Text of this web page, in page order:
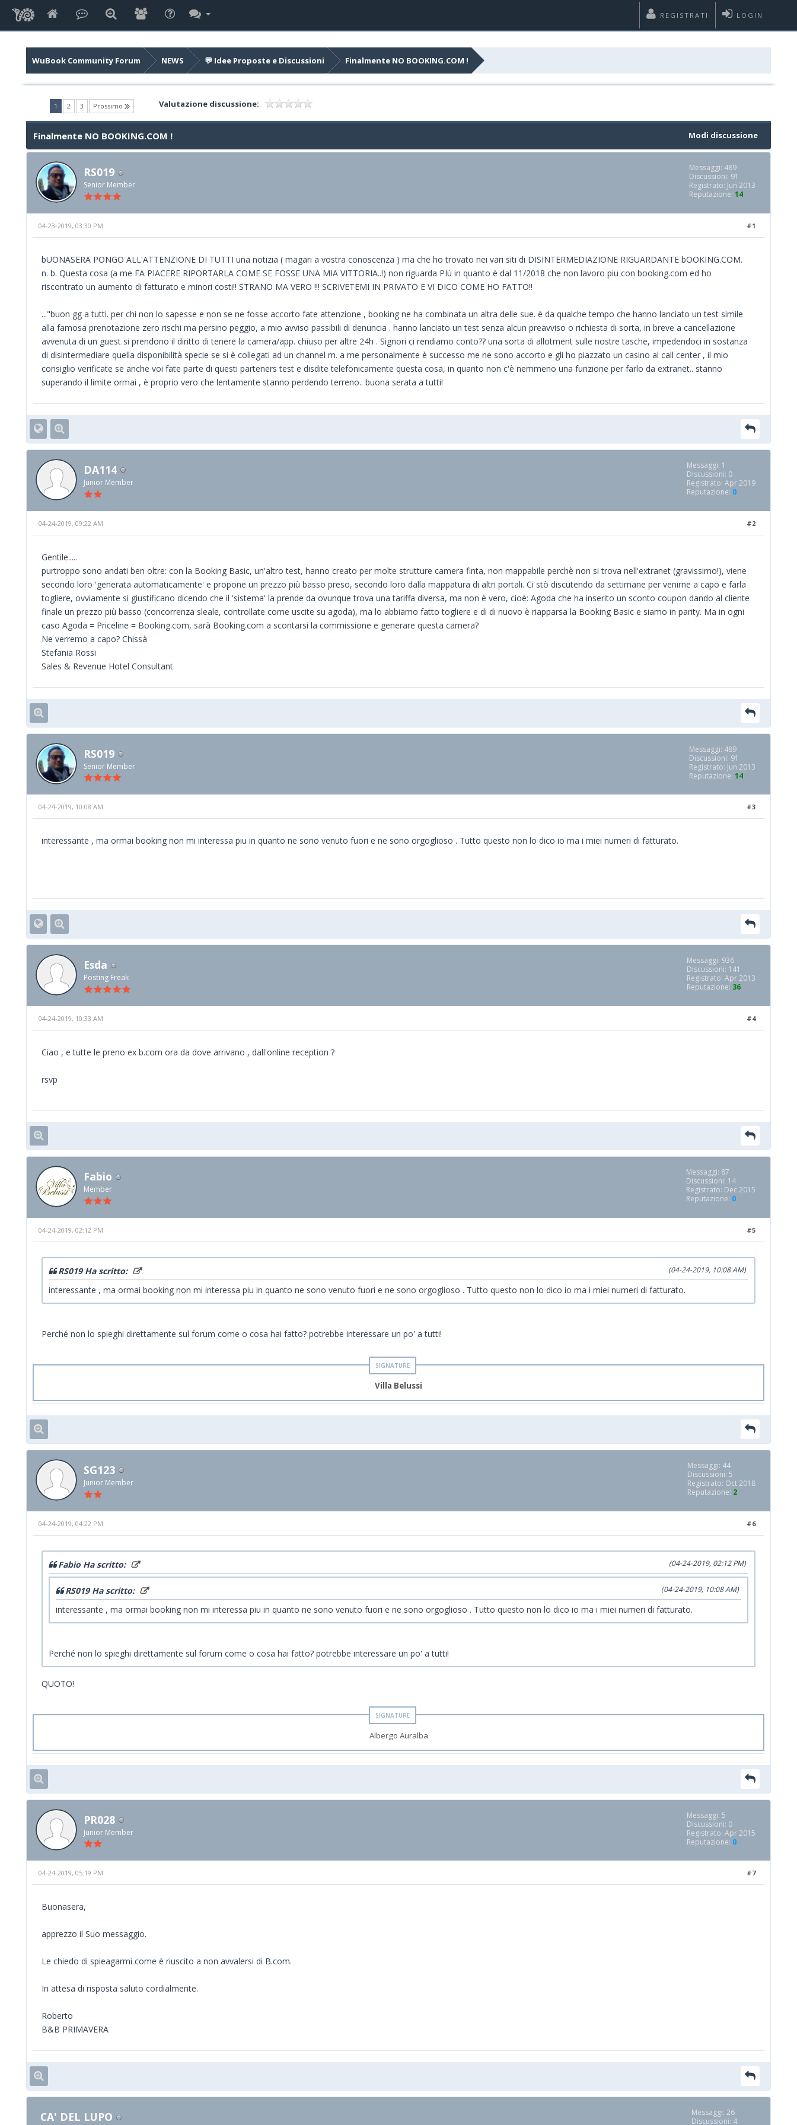
LOGIN
REGISTRATI
WuBook Community Forum NEWS 💬 Idee Proposte e Discussioni Finalmente NO BOOKING.COM !
1 (current)
2 3 Prossimo Valutazione discussione:
Modi discussione
Finalmente NO BOOKING.COM !
RS019
Senior Member
Messaggi: 489
Discussioni: 91
Registrato: Jun 2013
Reputazione: 14
#1
04-23-2019, 03:30 PM
bUONASERA PONGO ALL'ATTENZIONE DI TUTTI una notizia ( magari a vostra conoscenza ) ma che ho trovato nei vari siti di DISINTERMEDIAZIONE RIGUARDANTE bOOKING.COM.
n. b. Questa cosa (a me FA PIACERE RIPORTARLA COME SE FOSSE UNA MIA VITTORIA..!) non riguarda PIù in quanto è dal 11/2018 che non lavoro piu con booking.com ed ho
riscontrato un aumento di fatturato e minori costi!! STRANO MA VERO !!! SCRIVETEMI IN PRIVATO E VI DICO COME HO FATTO!!
..."buon gg a tutti. per chi non lo sapesse e non se ne fosse accorto fate attenzione , booking ne ha combinata un altra delle sue. è da qualche tempo che hanno lanciato un test simile
alla famosa prenotazione zero rischi ma persino peggio, a mio avviso passibili di denuncia . hanno lanciato un test senza alcun preavviso o richiesta di sorta, in breve a cancellazione
avvenuta di un guest si prendono il diritto di tenere la camera/app. chiuso per altre 24h . Signori ci rendiamo conto?? una sorta di allotment sulle nostre tasche, impedendoci in sostanza
di disintermediare quella disponibilità specie se si è collegati ad un channel m. a me personalmente è successo me ne sono accorto e gli ho piazzato un casino al call center , il mio
consiglio verificate se anche voi fate parte di questi parteners test e disdite telefonicamente questa cosa, in quanto non c'è nemmeno una funzione per farlo da extranet.. stanno
superando il limite ormai , è proprio vero che lentamente stanno perdendo terreno.. buona serata a tutti!
DA114
Junior Member
Messaggi: 1
Discussioni: 0
Registrato: Apr 2019
Reputazione: 0
#2
04-24-2019, 09:22 AM
Gentile.....
purtroppo sono andati ben oltre: con la Booking Basic, un'altro test, hanno creato per molte strutture camera finta, non mappabile perchè non si trova nell'extranet (gravissimo!), viene
secondo loro 'generata automaticamente' e propone un prezzo più basso preso, secondo loro dalla mappatura di altri portali. Ci stò discutendo da settimane per venirne a capo e farla
togliere, ovviamente si giustificano dicendo che il 'sistema' la prende da ovunque trova una tariffa diversa, ma non è vero, cioè: Agoda che ha inserito un sconto coupon dando al cliente
finale un prezzo più basso (concorrenza sleale, controllate come uscite su agoda), ma lo abbiamo fatto togliere e di di nuovo è riapparsa la Booking Basic e siamo in parity. Ma in ogni
caso Agoda = Priceline = Booking.com, sarà Booking.com a scontarsi la commissione e generare questa camera?
Ne verremo a capo? Chissà
Stefania Rossi
Sales & Revenue Hotel Consultant
RS019
Senior Member
Messaggi: 489
Discussioni: 91
Registrato: Jun 2013
Reputazione: 14
#3
04-24-2019, 10:08 AM
interessante , ma ormai booking non mi interessa piu in quanto ne sono venuto fuori e ne sono orgoglioso . Tutto questo non lo dico io ma i miei numeri di fatturato.
Esda
Posting Freak
Messaggi: 936
Discussioni: 141
Registrato: Apr 2013
Reputazione: 36
#4
04-24-2019, 10:33 AM
Ciao , e tutte le preno ex b.com ora da dove arrivano , dall'online reception ?
rsvp
Fabio
Member
Messaggi: 87
Discussioni: 14
Registrato: Dec 2015
Reputazione: 0
#5
04-24-2019, 02:12 PM
(04-24-2019, 10:08 AM)
RS019 Ha scritto:
interessante , ma ormai booking non mi interessa piu in quanto ne sono venuto fuori e ne sono orgoglioso . Tutto questo non lo dico io ma i miei numeri di fatturato.
Perché non lo spieghi direttamente sul forum come o cosa hai fatto? potrebbe interessare un po' a tutti!
Villa Belussi
SG123
Junior Member
Messaggi: 44
Discussioni: 5
Registrato: Oct 2018
Reputazione: 2
#6
04-24-2019, 04:22 PM
(04-24-2019, 02:12 PM)
Fabio Ha scritto:
(04-24-2019, 10:08 AM)
RS019 Ha scritto:
interessante , ma ormai booking non mi interessa piu in quanto ne sono venuto fuori e ne sono orgoglioso . Tutto questo non lo dico io ma i miei numeri di fatturato.
Perché non lo spieghi direttamente sul forum come o cosa hai fatto? potrebbe interessare un po' a tutti!
QUOTO!
Albergo Auralba
PR028
Junior Member
Messaggi: 5
Discussioni: 0
Registrato: Apr 2015
Reputazione: 0
#7
04-24-2019, 05:19 PM
Buonasera,
apprezzo il Suo messaggio.
Le chiedo di spieagarmi come è riuscito a non avvalersi di B.com.
In attesa di risposta saluto cordialmente.
Roberto
B&B PRIMAVERA
CA' DEL LUPO
Messaggi: 26
Discussioni: 4